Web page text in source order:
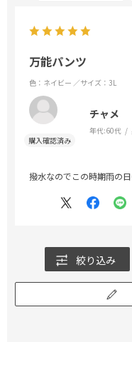
万能パンツ
色：ネイビー ／サイズ：3L
チャメ
年代:60代
撥水なのでこの時期雨の日
絞り込み